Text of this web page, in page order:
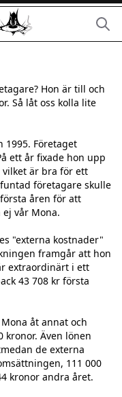
Hon är till och
Så låt oss kolla lite
1995. Företaget
ett år fixade hon upp
är bra för ett
företagare skulle
åren för att
vår Mona.
"externa kostnader"
framgår att hon
extraordinärt i ett
43 708 kr första
åt annat och
Även lönen
de externa
111 000
kronor andra året.